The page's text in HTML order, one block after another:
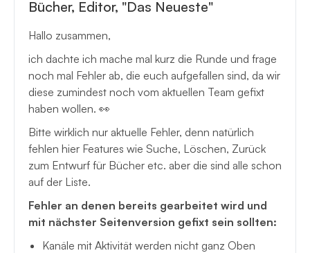
Bücher, Editor, "Das Neueste"
Hallo zusammen,
ich dachte ich mache mal kurz die Runde und frage
noch mal Fehler ab, die euch aufgefallen sind, da wir
diese zumindest noch vom aktuellen Team gefixt
haben wollen. 👀
Bitte wirklich nur aktuelle Fehler, denn natürlich
fehlen hier Features wie Suche, Löschen, Zurück
zum Entwurf für Bücher etc. aber die sind alle schon
auf der Liste.
Fehler an denen bereits gearbeitet wird und
mit nächster Seitenversion gefixt sein sollten:
Kanäle mit Aktivität werden nicht ganz Oben